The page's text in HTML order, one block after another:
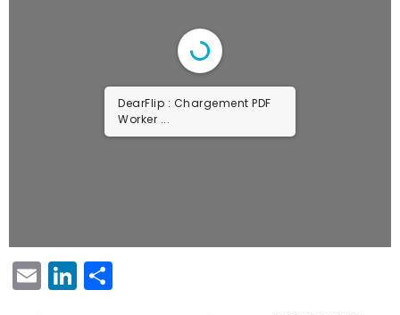
DearFlip : Chargement PDF
Worker ...
EMAIL LINKEDIN